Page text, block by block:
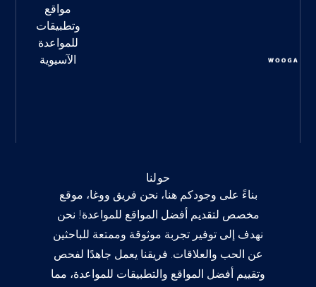
مواقع
وتطبيقات
للمواعدة
الآسيوية
حولنا
بناءً على وجودكم هنا، نحن فريق ووغا، موقع
مخصص لتقديم أفضل المواقع للمواعدة! نحن
نهدف إلى توفير تجربة موثوقة وممتعة للباحثين
عن الحب والعلاقات. فريقنا يعمل جاهدًا لفحص
وتقييم أفضل المواقع والتطبيقات للمواعدة، مما